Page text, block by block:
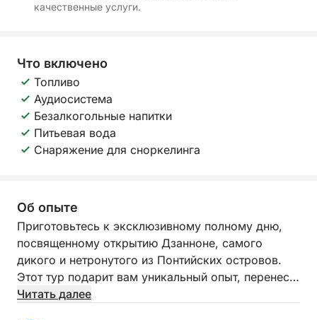
качественные услуги.
Что включено
Топливо
Аудиосистема
Безалкогольные напитки
Питьевая вода
Снаряжение для сноркелинга
Об опыте
Приготовьтесь к эксклюзивному полному дню,
посвященному открытию Дзанноне, самого
дикого и нетронутого из Понтийских островов.
Этот тур подарит вам уникальный опыт, перенеся
вас в почти неизведанный натуралистический рай,
Читать далее